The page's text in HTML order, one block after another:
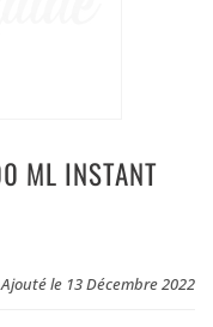
ML INSTANT
Ajouté le 13 Décembre 2022